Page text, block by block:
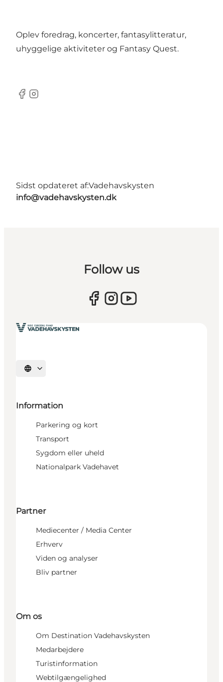
Oplev foredrag, koncerter, fantasylitteratur,
uhyggelige aktiviteter og Fantasy Quest.
Facebook
Instagram
Sidst opdateret af:Vadehavskysten
info@vadehavskysten.dk
Follow us
Vælg sprog
Information
Parkering og kort
Transport
Sygdom eller uheld
Nationalpark Vadehavet
Partner
Mediecenter / Media Center
Erhverv
Viden og analyser
Bliv partner
Om os
Om Destination Vadehavskysten
Medarbejdere
Turistinformation
Webtilgængelighed